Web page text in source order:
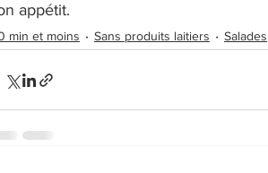
appétit.
min et moins Sans produits laitiers Salades